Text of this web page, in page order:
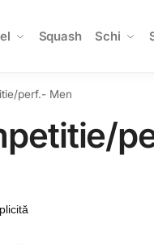
Squash Schi
perf.- Men